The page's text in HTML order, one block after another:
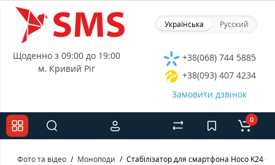
Українська Русский
Щоденно з 09:00 до 19:00
м. Кривий Ріг
+38(068) 744 5885
+38(093) 407 4234
Замовити дзвінок
0
Фото та відео Моноподи Стабілізатор для смартфона Hoco K24